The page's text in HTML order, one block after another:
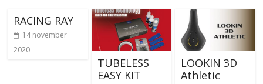
RACING RAY
14 november
2020
TUBELESS
EASY KIT
LOOKIN 3D
Athletic